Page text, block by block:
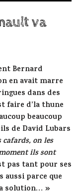
va
Bernard
en avait marre
dans des
faire d’la thune
beaucoup
de David Lubars
cafards, on les
ils sont
pas tant pour ses
parce que
solution… »